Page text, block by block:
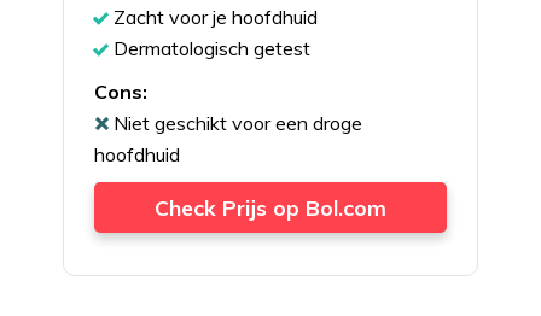
Zacht voor je hoofdhuid
Dermatologisch getest
Cons:
Niet geschikt voor een droge
hoofdhuid
Check Prijs op Bol.com